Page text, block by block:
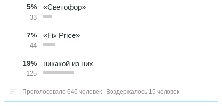
5%
33
«Светофор»
7%
44
«Fix Price»
19%
125
никакой из них
Проголосовало 646 человек Воздержалось 15 человек